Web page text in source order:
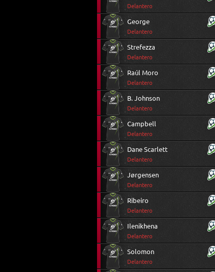
Delantero
George
Delantero
Strefezza
Delantero
Raúl Moro
Delantero
B. Johnson
Delantero
Campbell
Delantero
Dane Scarlett
Delantero
Jørgensen
Delantero
Ribeiro
Delantero
Ilenikhena
Delantero
Solomon
Delantero